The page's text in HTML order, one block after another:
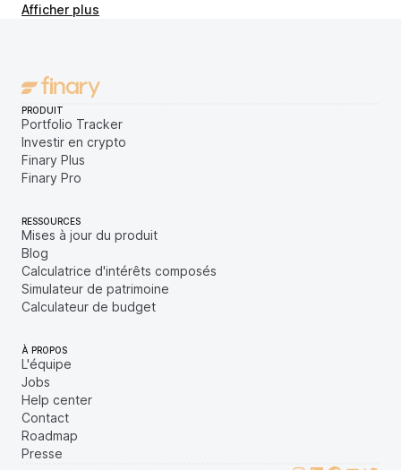
Afficher plus
PRODUIT
Portfolio Tracker
Investir en crypto
Finary Plus
Finary Pro
RESSOURCES
Mises à jour du produit
Blog
Calculatrice d'intérêts composés
Simulateur de patrimoine
Calculateur de budget
À PROPOS
L'équipe
Jobs
Help center
Contact
Roadmap
Presse